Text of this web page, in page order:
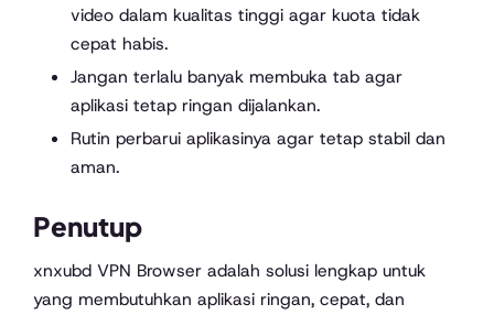
video dalam kualitas tinggi agar kuota tidak
cepat habis.
Jangan terlalu banyak membuka tab agar
aplikasi tetap ringan dijalankan.
Rutin perbarui aplikasinya agar tetap stabil dan
aman.
Penutup
xnxubd VPN Browser adalah solusi lengkap untuk
yang membutuhkan aplikasi ringan, cepat, dan